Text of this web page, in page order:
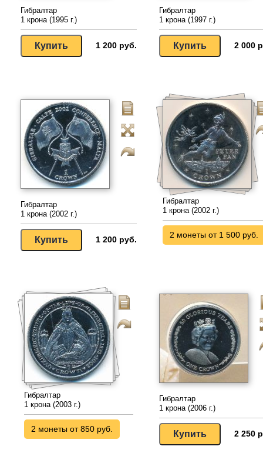
Гибралтар
1 крона (1995 г.)
1 200 руб.
Гибралтар
1 крона (1997 г.)
2 000
Гибралтар
1 крона (2002 г.)
1 200 руб.
Гибралтар
1 крона (2002 г.)
2 монеты от 1 500 руб.
Гибралтар
1 крона (2003 г.)
2 монеты от 850 руб.
Гибралтар
1 крона (2006 г.)
2 250